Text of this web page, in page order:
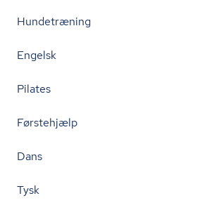
Hundetræning
Engelsk
Pilates
Førstehjælp
Dans
Tysk